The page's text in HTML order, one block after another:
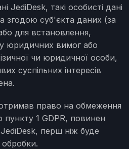
JediDesk, такі особисті дані
згодою суб'єкта даних (за
для встановлення,
юридичних вимог або
чи юридичної особи,
суспільних інтересів
право на обмеження
пункту 1 GDPR, повинен
перш ніж буде